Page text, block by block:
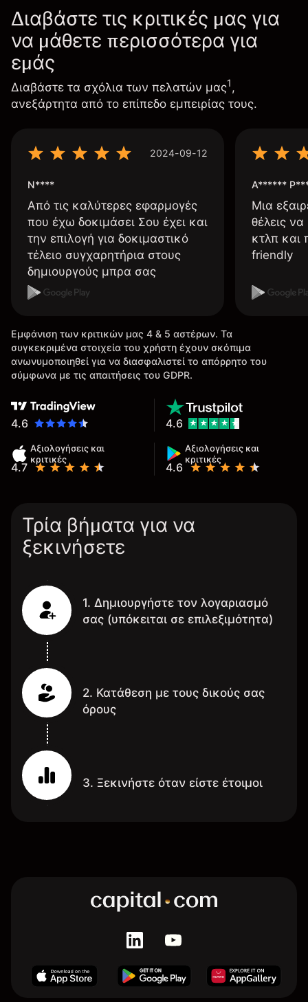
Διαβάστε τις κριτικές μας για
να μάθετε περισσότερα για
εμάς
Διαβάστε τα σχόλια των πελατών μας1,
ανεξάρτητα από το επίπεδο εμπειρίας τους.
2024-09-12
N****
Από τις καλύτερες εφαρμογές
που έχω δοκιμάσει Σου έχει και
την επιλογή για δοκιμαστικό
τέλειο συγχαρητήρια στους
δημιουργούς μπρα σας
A******
Μια
θέλεις
κτλπ και
friendly
Εμφάνιση των κριτικών μας 4 & 5 αστέρων. Τα
συγκεκριμένα στοιχεία του χρήστη έχουν σκόπιμα
ανωνυμοποιηθεί για να διασφαλιστεί το απόρρητο του
σύμφωνα με τις απαιτήσεις του GDPR.
4.6
Αξιολογήσεις και
κριτικές
4.7
Αξιολογήσεις και
κριτικές
4.6
4.6
Τρία βήματα για να
ξεκινήσετε
1. Δημιουργήστε τον λογαριασμό
σας (υπόκειται σε επιλεξιμότητα)
2. Κατάθεση με τους δικούς σας
όρους
3. Ξεκινήστε όταν είστε έτοιμοι